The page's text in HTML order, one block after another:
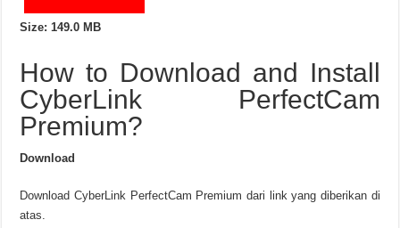
Size: 149.0 MB
How to Download and Install
CyberLink PerfectCam
Premium?
Download
Download CyberLink PerfectCam Premium dari link yang diberikan di
atas.